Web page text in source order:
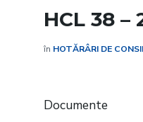
HCL 38 –
în HOTĂRÂRI DE
Documente